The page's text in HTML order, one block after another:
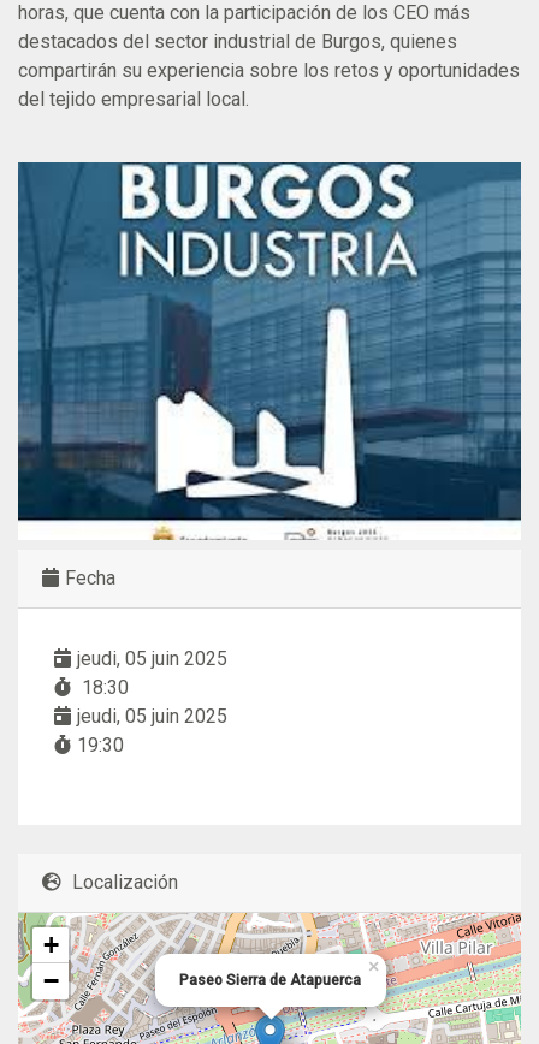
horas, que cuenta con la participación de los CEO más
destacados del sector industrial de Burgos, quienes
compartirán su experiencia sobre los retos y oportunidades
del tejido empresarial local.
Fecha
jeudi, 05 juin 2025
18:30
jeudi, 05 juin 2025
19:30
Localización
Paseo Sierra de Atapuerca
×
+
−